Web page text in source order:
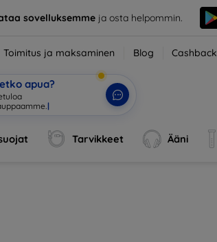
sovelluksemmeja osta helpommin.
Toimitus ja maksaminen Blog Cashback
apua?
|
Tarvikkeet Ääni